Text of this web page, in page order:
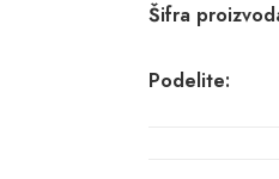
Šifra
Podelite: